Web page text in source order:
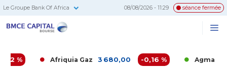
Le Groupe Bank Of Africa 08/08/2026 - 11:29 séance fermée
% Afriquia Gaz 3 680,00 -0,16 % Agma 6